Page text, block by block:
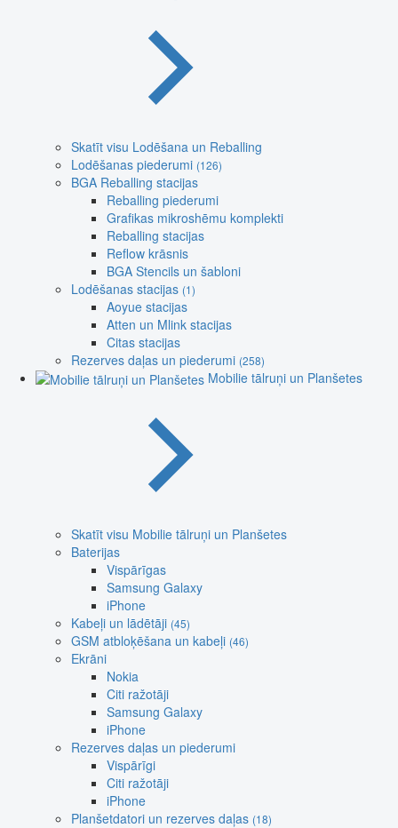
Skatīt visu Lodēšana un Reballing
Lodēšanas piederumi (126)
BGA Reballing stacijas
Reballing piederumi
Grafikas mikroshēmu komplekti
Reballing stacijas
Reflow krāsnis
BGA Stencils un šabloni
Lodēšanas stacijas (1)
Aoyue stacijas
Atten un Mlink stacijas
Citas stacijas
Rezerves daļas un piederumi (258)
Mobilie tālruņi un Planšetes
Skatīt visu Mobilie tālruņi un Planšetes
Baterijas
Vispārīgas
Samsung Galaxy
iPhone
Kabeļi un lādētāji (45)
GSM atbloķēšana un kabeļi (46)
Ekrāni
Nokia
Citi ražotāji
Samsung Galaxy
iPhone
Rezerves daļas un piederumi
Vispārīgi
Citi ražotāji
iPhone
Planšetdatori un rezerves daļas (18)